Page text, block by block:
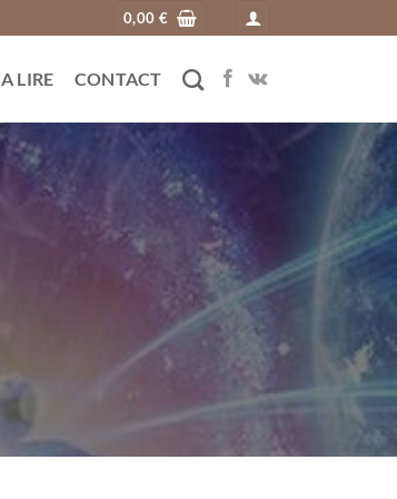
0,00 €
A LIRE CONTACT